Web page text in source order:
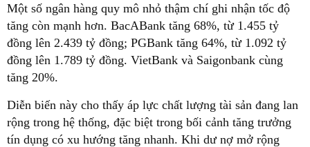
Một số ngân hàng quy mô nhỏ thậm chí ghi nhận tốc độ
tăng còn mạnh hơn. BacABank tăng 68%, từ 1.455 tỷ
đồng lên 2.439 tỷ đồng; PGBank tăng 64%, từ 1.092 tỷ
đồng lên 1.789 tỷ đồng. VietBank và Saigonbank cùng
tăng 20%.
Diễn biến này cho thấy áp lực chất lượng tài sản đang lan
rộng trong hệ thống, đặc biệt trong bối cảnh tăng trưởng
tín dụng có xu hướng tăng nhanh. Khi dư nợ mở rộng